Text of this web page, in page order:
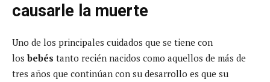
causarle la muerte
Uno de los principales cuidados que se tiene con
los bebés tanto recién nacidos como aquellos de más de
tres años que continúan con su desarrollo es que su